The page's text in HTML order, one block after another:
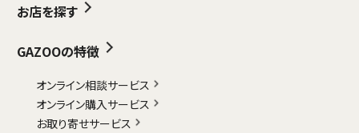
お店を探す
GAZOOの特徴
オンライン相談サービス
オンライン購入サービス
お取り寄せサービス